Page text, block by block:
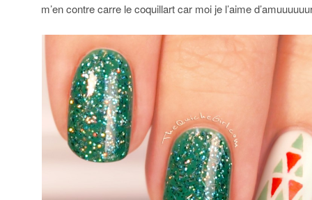
m’en contre carre le coquillart car moi je l’aime